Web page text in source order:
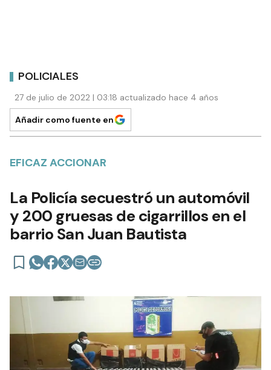
POLICIALES
27 de julio de 2022 | 03:18 actualizado hace 4 años
Añadir como fuente en
EFICAZ ACCIONAR
La Policía secuestró un automóvil
y 200 gruesas de cigarrillos en el
barrio San Juan Bautista